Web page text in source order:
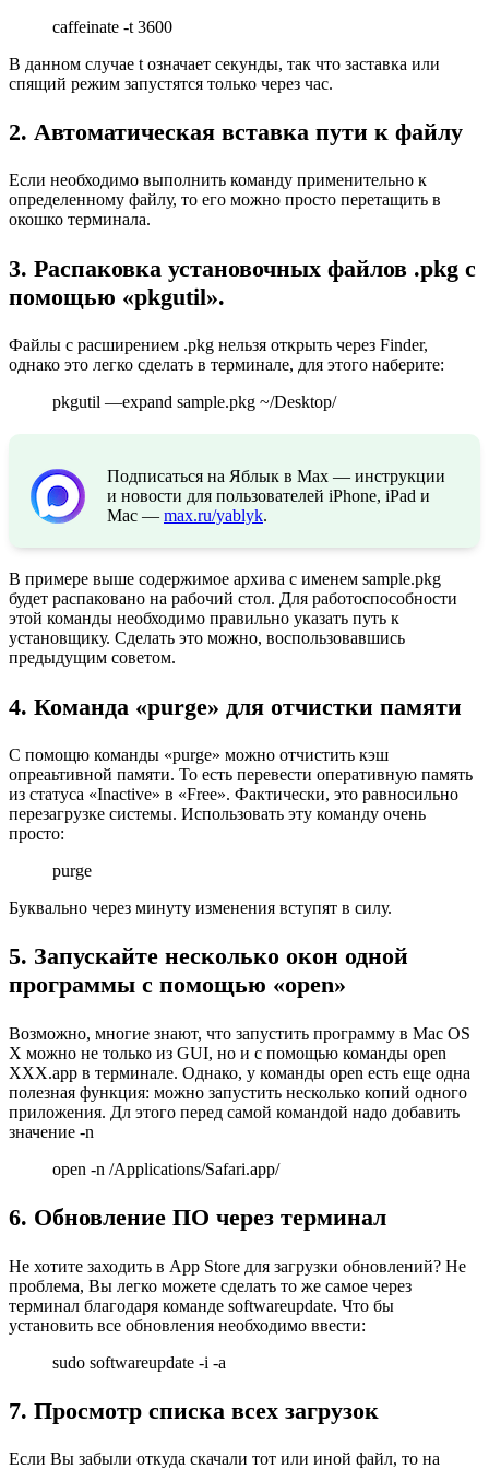
caffeinate -t 3600
В данном случае t означает секунды, так что заставка или
спящий режим запустятся только через час.
2. Автоматическая вставка пути к файлу
Если необходимо выполнить команду применительно к
определенному файлу, то его можно просто перетащить в
окошко терминала.
3. Распаковка установочных файлов .pkg с
помощью «pkgutil».
Файлы с расширением .pkg нельзя открыть через Finder,
однако это легко сделать в терминале, для этого наберите:
pkgutil —expand sample.pkg ~/Desktop/
Подписаться на Яблык в Max — инструкции
и новости для пользователей iPhone, iPad и
Mac — max.ru/yablyk.
В примере выше содержимое архива с именем sample.pkg
будет распаковано на рабочий стол. Для работоспособности
этой команды необходимо правильно указать путь к
установщику. Сделать это можно, воспользовавшись
предыдущим советом.
4. Команда «purge» для отчистки памяти
С помощю команды «purge» можно отчистить кэш
опреаьтивной памяти. То есть перевести оперативную память
из статуса «Inactive» в «Free». Фактически, это равносильно
перезагрузке системы. Использовать эту команду очень
просто:
purge
Буквально через минуту изменения вступят в силу.
5. Запускайте несколько окон одной
программы с помощью «open»
Возможно, многие знают, что запустить программу в Mac OS
X можно не только из GUI, но и с помощью команды open
XXX.app в терминале. Однако, у команды open есть еще одна
полезная функция: можно запустить несколько копий одного
приложения. Дл этого перед самой командой надо добавить
значение -n
open -n /Applications/Safari.app/
6. Обновление ПО через терминал
Не хотите заходить в App Store для загрузки обновлений? Не
проблема, Вы легко можете сделать то же самое через
терминал благодаря команде softwareupdate. Что бы
установить все обновления необходимо ввести:
sudo softwareupdate -i -a
7. Просмотр списка всех загрузок
Если Вы забыли откуда скачали тот или иной файл, то на